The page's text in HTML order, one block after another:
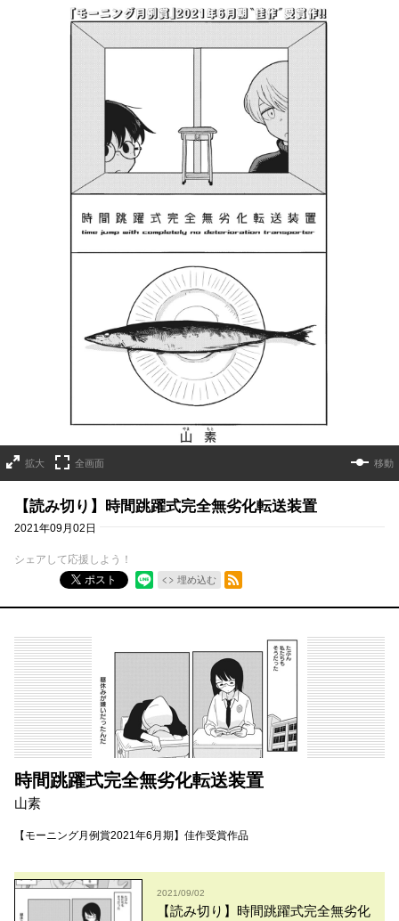
拡大 全画面 移動
【読み切り】時間跳躍式完全無劣化転送装置
2021年09月02日
シェアして応援しよう！
ポスト
埋め込む
RSSフィード
時間跳躍式完全無劣化転送装置
山素
【モーニング月例賞2021年6月期】佳作受賞作品
2021/09/02
【読み切り】時間跳躍式完全無劣化